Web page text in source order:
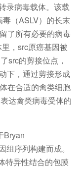
录病毒载体。该载
（ASLV）的长末
了所有必要的病毒
，src原癌基因被
src的剪接位点，
下，通过剪接形成
在合适的禽类细胞
达禽类病毒受体的
Bryan
序列构建而成。
特异性结合的包膜